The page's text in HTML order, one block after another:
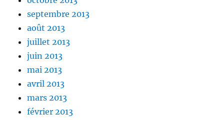
septembre 2013
août 2013
juillet 2013
juin 2013
mai 2013
avril 2013
mars 2013
février 2013